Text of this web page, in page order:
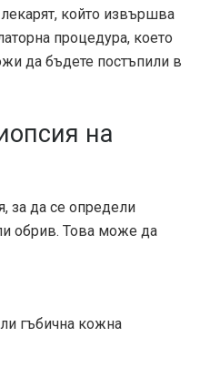
който извършва
процедура, което
да бъдете постъпили в
на
за да се определи
обрив. Това може да
гъбична кожна